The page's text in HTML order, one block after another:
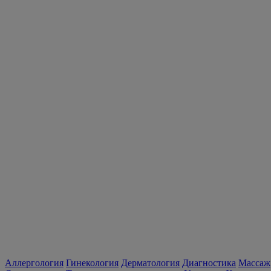
Аллергология Гинекология Дерматология Диагностика Массаж